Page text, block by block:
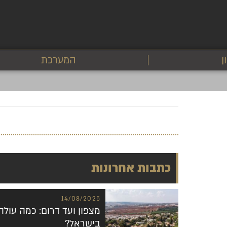
המערכת
כתבות אחרונות
מצפון ועד דרום: כמה
בישראל?
14/08/2025